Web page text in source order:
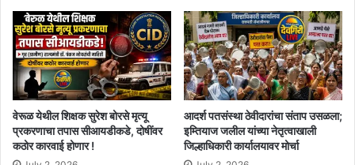
वेरूळ येथील शिक्षक सुरेश बोरसे मृत्यू
प्रकरणाचा तपास सीआयडीकडे, दोषींवर
कठोर कारवाई होणार !
आदर्श पतसंस्था ठेवीदारांचा संताप उसळला;
इम्तियाज जलील यांच्या नेतृत्वाखाली
जिल्हाधिकारी कार्यालयावर मोर्चा